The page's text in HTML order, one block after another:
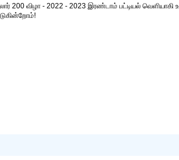
200 விழா - 2022 - 2023 இரண்டாம் பட்டியல்